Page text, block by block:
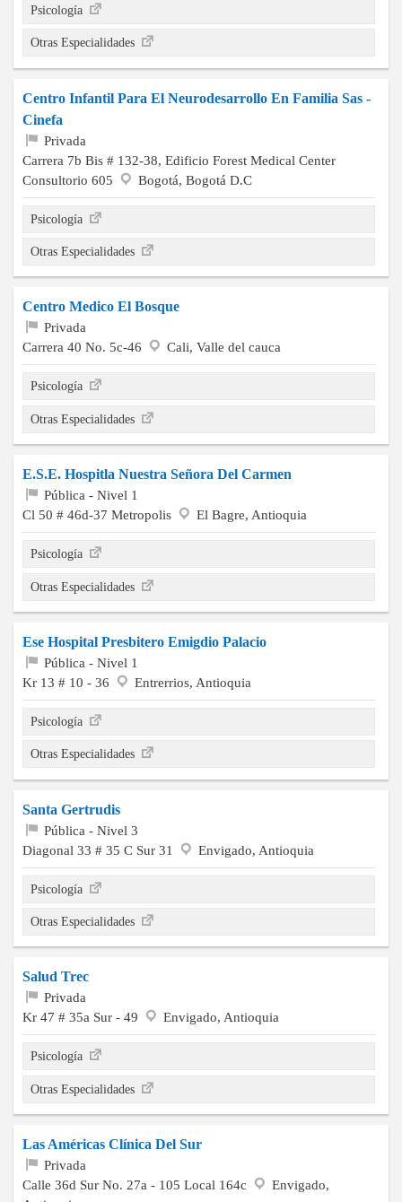
Psicología
Otras Especialidades
Centro Infantil Para El Neurodesarrollo En Familia Sas -
Cinefa
Privada
Carrera 7b Bis # 132-38, Edificio Forest Medical Center
Consultorio 605
Bogotá, Bogotá D.C
Psicología
Otras Especialidades
Centro Medico El Bosque
Privada
Carrera 40 No. 5c-46
Cali, Valle del cauca
Psicología
Otras Especialidades
E.S.E. Hospitla Nuestra Señora Del Carmen
Pública - Nivel 1
Cl 50 # 46d-37 Metropolis
El Bagre, Antioquia
Psicología
Otras Especialidades
Ese Hospital Presbitero Emigdio Palacio
Pública - Nivel 1
Kr 13 # 10 - 36
Entrerrios, Antioquia
Psicología
Otras Especialidades
Santa Gertrudis
Pública - Nivel 3
Diagonal 33 # 35 C Sur 31
Envigado, Antioquia
Psicología
Otras Especialidades
Salud Trec
Privada
Kr 47 # 35a Sur - 49
Envigado, Antioquia
Psicología
Otras Especialidades
Las Américas Clínica Del Sur
Privada
Calle 36d Sur No. 27a - 105 Local 164c
Envigado,